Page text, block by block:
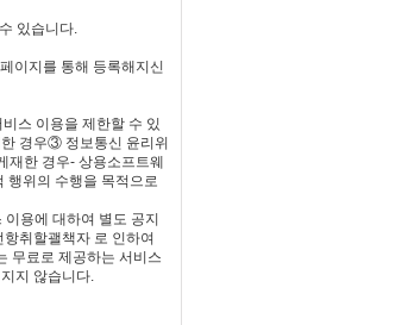
있습니다.
이지를 통해 등록해지신
스 이용을 제한할 수 있
경우③ 정보통신 윤리위
한 경우- 상용소프트웨
행위의 수행을 목적으로
용에 대하여 별도 공지
취할괠책자 로 인하여
무료로 제공하는 서비스
지 않습니다.